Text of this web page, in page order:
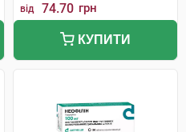
від 74.70 грн
КУПИТИ